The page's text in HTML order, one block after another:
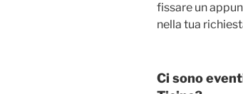
fissare un
nella tua
Ci sono